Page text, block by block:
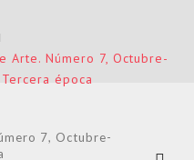
Arte. Número 7, Octubre-
época